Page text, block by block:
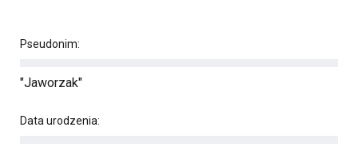
Pseudonim:
"Jaworzak"
Data urodzenia: